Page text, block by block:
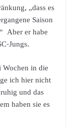
„dass es
Saison
Aber er habe
Jungs.
in die
ich hier nicht
und das
haben sie es